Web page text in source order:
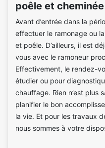
poêle et cheminée
Avant d’entrée dans la
effectuer le ramonage ou
et poêle. D’ailleurs, il est
vous avec le ramoneur
Effectivement, le rendez-
étudier ou pour
chauffage. Rien n’est plus
planifier le bon
la vie. Et pour les travaux
nous sommes à votre